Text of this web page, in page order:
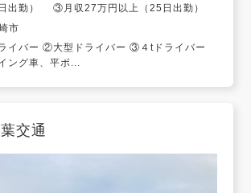
出勤） ③月収27万円以上（25日出勤）
市
イバー ②大型ドライバー ③４tドライバー
グ車、平ボ...
交通